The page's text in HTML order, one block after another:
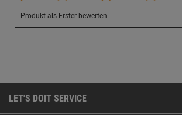
LET'S DOIT SERVICE